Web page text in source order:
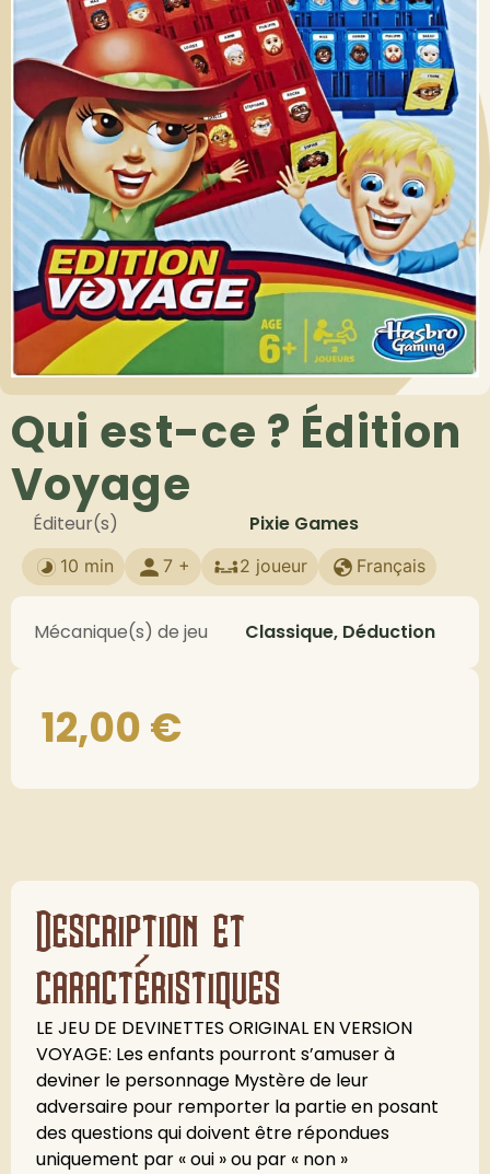
Qui est-ce ? Édition
Voyage
Éditeur(s) Pixie Games
10 min 7 + 2 joueur Français
Mécanique(s) de jeu Classique, Déduction
12,00€
Description et
caractéristiques
LE JEU DE DEVINETTES ORIGINAL EN VERSION
VOYAGE: Les enfants pourront s’amuser à
deviner le personnage Mystère de leur
adversaire pour remporter la partie en posant
des questions qui doivent être répondues
uniquement par « oui » ou par « non »